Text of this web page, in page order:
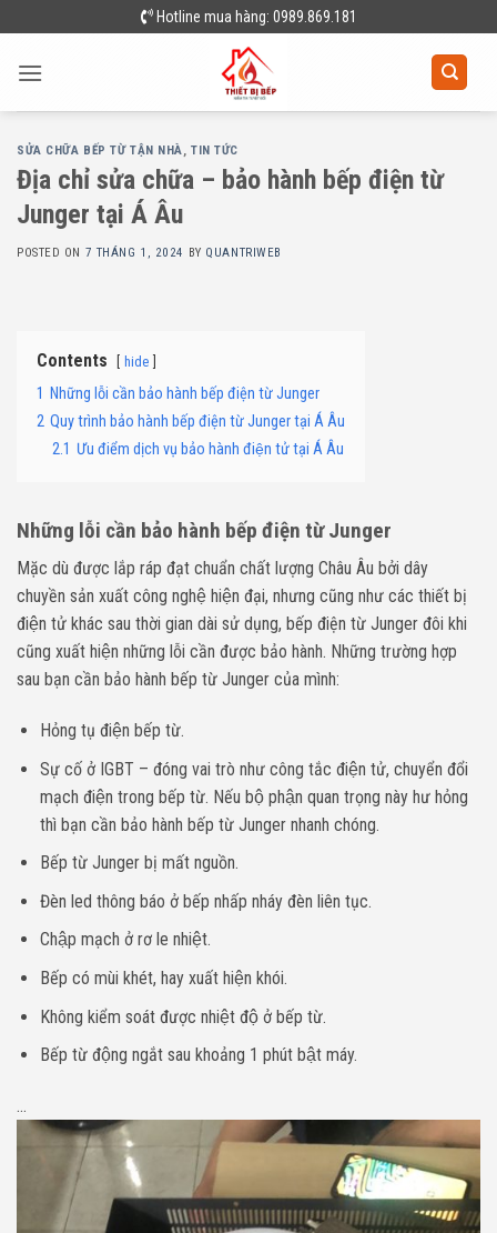
to
content
Hotline mua hàng: 0989.869.181
SỬA CHỮA BẾP TỪ TẬN NHÀ,TIN TỨC
Địa chỉ sửa chữa – bảo hành bếp điện từ
Junger tại Á Âu
POSTED ON 7 THÁNG 1, 2024 BY QUANTRIWEB
Contents hide
1 Những lỗi cần bảo hành bếp điện từ Junger
2 Quy trình bảo hành bếp điện từ Junger tại Á Âu
2.1 Ưu điểm dịch vụ bảo hành điện tử tại Á Âu
Những lỗi cần bảo hành bếp điện từ Junger
Mặc dù được lắp ráp đạt chuẩn chất lượng Châu Âu bởi dây
chuyền sản xuất công nghệ hiện đại, nhưng cũng như các thiết bị
điện tử khác sau thời gian dài sử dụng, bếp điện từ Junger đôi khi
cũng xuất hiện những lỗi cần được bảo hành. Những trường hợp
sau bạn cần bảo hành bếp từ Junger của mình:
Hỏng tụ điện bếp từ.
Sự cố ở IGBT – đóng vai trò như công tắc điện tử, chuyển đổi
mạch điện trong bếp từ. Nếu bộ phận quan trọng này hư hỏng
thì bạn cần bảo hành bếp từ Junger nhanh chóng.
Bếp từ Junger bị mất nguồn.
Đèn led thông báo ở bếp nhấp nháy đèn liên tục.
Chập mạch ở rơ le nhiệt.
Bếp có mùi khét, hay xuất hiện khói.
Không kiểm soát được nhiệt độ ở bếp từ.
Bếp từ động ngắt sau khoảng 1 phút bật máy.
…